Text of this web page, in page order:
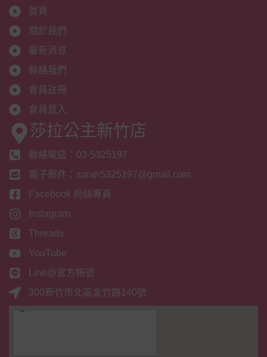
首頁
關於我們
最新消息
聯絡我們
會員註冊
會員登入
莎拉公主新竹店
聯絡電話：03-5325197
電子郵件：sarah5325197@gmail.com
Facebook 粉絲專頁
Instagram
Threads
YouTube
Line@官方帳號
300新竹市北區金竹路140號